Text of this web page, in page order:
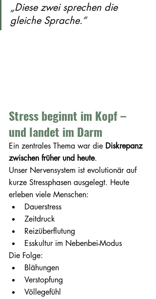
„Diese zwei sprechen die
gleiche Sprache.“
Stress beginnt im Kopf –
und landet im Darm
Ein zentrales Thema war die Diskrepanz
zwischen früher und heute.
Unser Nervensystem ist evolutionär auf
kurze Stressphasen ausgelegt. Heute
erleben viele Menschen:
Dauerstress
Zeitdruck
Reizüberflutung
Esskultur im Nebenbei-Modus
Die Folge:
Blähungen
Verstopfung
Völlegefühl